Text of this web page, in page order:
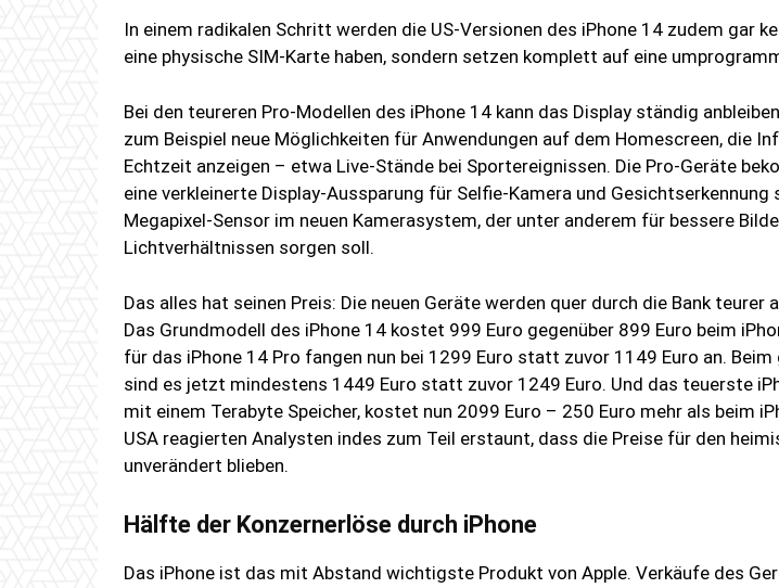
In einem radikalen Schritt werden die US-Versionen des iPhone 14 zudem gar
eine physische SIM-Karte haben, sondern setzen komplett auf eine
Bei den teureren Pro-Modellen des iPhone 14 kann das Display ständig
zum Beispiel neue Möglichkeiten für Anwendungen auf dem Homescreen, die
Echtzeit anzeigen – etwa Live-Stände bei Sportereignissen. Die Pro-Geräte
eine verkleinerte Display-Aussparung für Selfie-Kamera und Gesichtserkennung
Megapixel-Sensor im neuen Kamerasystem, der unter anderem für bessere
Lichtverhältnissen sorgen soll.
Das alles hat seinen Preis: Die neuen Geräte werden quer durch die Bank teurer
Das Grundmodell des iPhone 14 kostet 999 Euro gegenüber 899 Euro beim
für das iPhone 14 Pro fangen nun bei 1299 Euro statt zuvor 1149 Euro an. Beim
sind es jetzt mindestens 1449 Euro statt zuvor 1249 Euro. Und das teuerste
mit einem Terabyte Speicher, kostet nun 2099 Euro – 250 Euro mehr als beim
USA reagierten Analysten indes zum Teil erstaunt, dass die Preise für den
unverändert blieben.
Hälfte der Konzernerlöse durch iPhone
Das iPhone ist das mit Abstand wichtigste Produkt von Apple. Verkäufe des